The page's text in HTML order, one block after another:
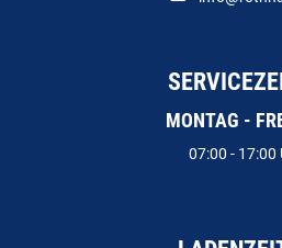
MONTAG -
07:00 - 17:00